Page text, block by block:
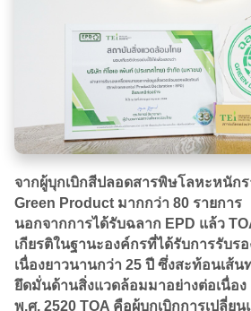
จากผู้บุกเบิกสีปลอดสารพิษโลหะหนัก
Green Product มากกว่า 80 รายการ
นอกจากการได้รับฉลาก EPD แล้ว
เกียรติในฐานะองค์กรที่ได้รับการรับร
เนื่องยาวนานกว่า 25 ปี ซึ่งสะท้อนเส้น
ยึดมั่นด้านสิ่งแวดล้อมมาอย่างต่อเนื่อง
พ.ศ. 2520 TOA คือผู้บุกเบิกการเปลี่ย